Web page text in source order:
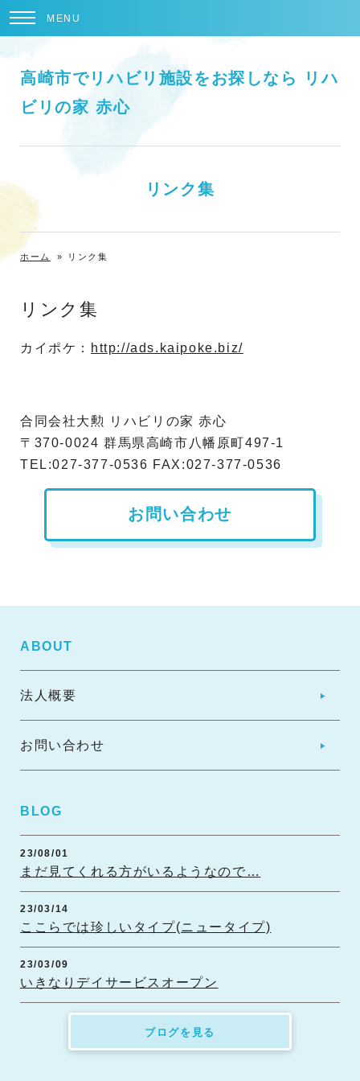
MENU
高崎市でリハビリ施設をお探しなら リハ
ビリの家 赤心
リンク集
ホーム » リンク集
リンク集
カイポケ： http://ads.kaipoke.biz/
合同会社大勲 リハビリの家 赤心
〒370-0024 群馬県高崎市八幡原町497-1
TEL:027-377-0536 FAX:027-377-0536
お問い合わせ
ABOUT
法人概要
お問い合わせ
BLOG
23/08/01
まだ見てくれる方がいるようなので…
23/03/14
ここらでは珍しいタイプ(ニュータイプ)
23/03/09
いきなりデイサービスオープン
ブログを見る